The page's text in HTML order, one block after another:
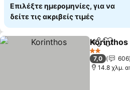
Επιλέξτε ημερομηνίες, για να
δείτε τις ακριβείς τιμές
Korinthos
2 Αστέρια
7,0
606
14.8 χλμ.